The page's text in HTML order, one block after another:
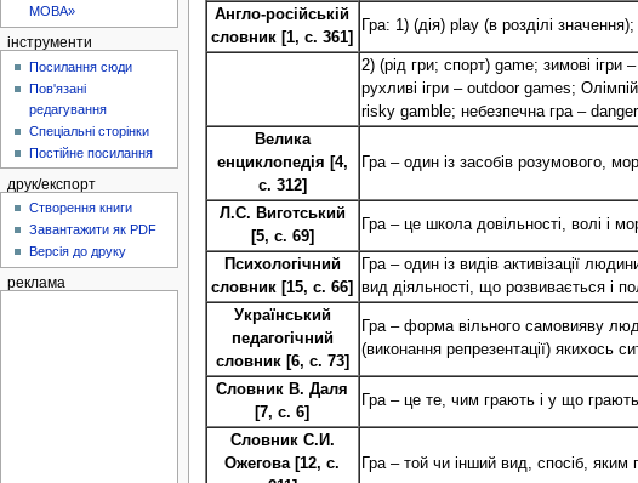
Англо-російській
словник [1, с. 361]
Гра: 1) (дія) play (в розділі
2) (рід гри; ​​спорт) game; зимові
рухливі ігри – outdoor games;
risky gamble; небезпечна гра –
Велика
енциклопедія [4,
с. 312]
Гра – один із засобів розумового,
Л.С. Виготський
[5, с. 69]
Гра – це школа довільності, волі і
Психологічний
словник [15, с. 66]
Гра – один із видів активізації
вид діяльності, що розвивається і
Український
педагогічний
словник [6, с. 73]
Гра – форма вільного самовияву
(виконання репрезентації) якихось
Словник В. Даля
[7, с. 6]
Гра – це те, чим грають і у що
Словник С.И.
Ожегова [12, с.
Гра – той чи інший вид, спосіб,
МОВА»
інструменти
Посилання сюди
Пов'язані
редагування
Спеціальні сторінки
Постійне посилання
друк/експорт
Створення книги
Завантажити як PDF
Версія до друку
реклама